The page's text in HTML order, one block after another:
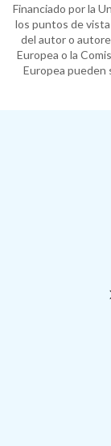
Financiado por la
los puntos de
del autor o
Europea o la
Europea pueden